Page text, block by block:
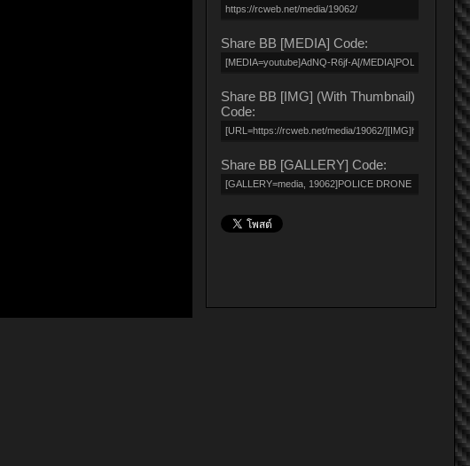
Share BB [MEDIA] Code:
Share BB [IMG] (With Thumbnail)
Code:
Share BB [GALLERY] Code: